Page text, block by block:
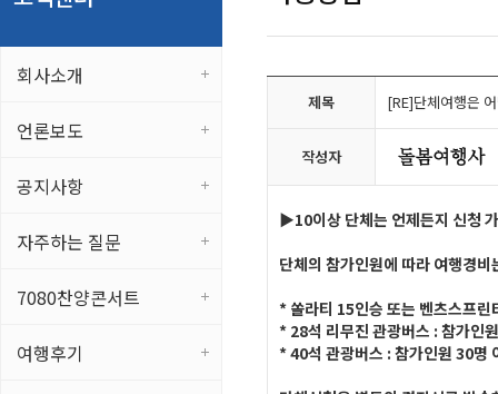
회사소개
언론보도
공지사항
자주하는 질문
7080찬양콘서트
여행후기
제목 [RE]단체여행은
작성자
▶10이상 단체는 언제든지 신청
단체의 참가인원에 따라 여행경
* 쏠라티 15인승 또는 벤츠스프
* 28석 리무진 관광버스 : 참가인
* 40석 관광버스 : 참가인원 30명